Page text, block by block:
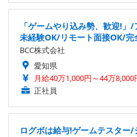
「ゲームやり込み勢、歓迎!
未経験OK/リモート面接OK/完
BCC株式会社
愛知県
月給40万1,000円～44万8,000
正社員
ログボは給与!ゲームテスター